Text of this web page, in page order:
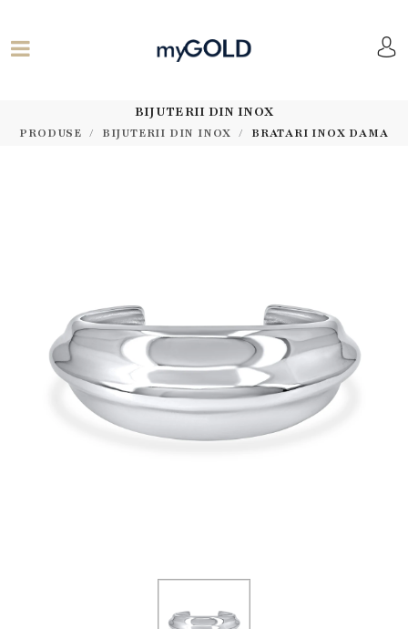
BIJUTERII DIN INOX
PRODUSE BIJUTERII DIN INOX BRATARI INOX DAMA